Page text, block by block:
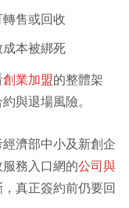
售或回收
本被綁死
創業加盟的整體架
與退場風險。
濟部中小及新創企
服務入口網的公司與
真正簽約前仍要回